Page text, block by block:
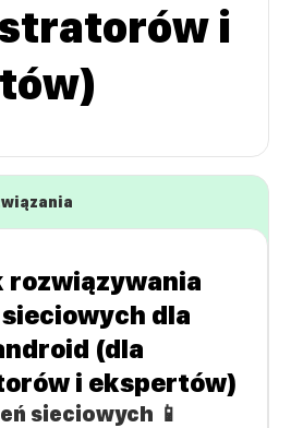
i
rozwiązywania
dla
(dla
i ekspertów)
sieciowych 📱